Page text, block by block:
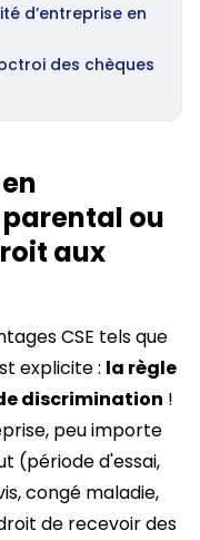
d’entreprise en
des chèques
ou
aux
CSE tels que
explicite : la règle
discrimination !
peu importe
(période d'essai,
congé maladie,
de recevoir des